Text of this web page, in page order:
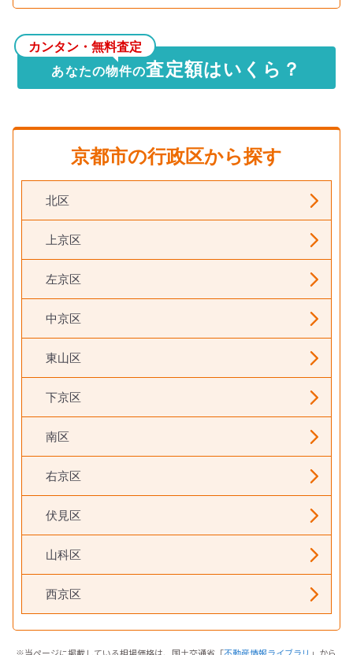
カンタン・無料査定
あなたの物件の査定額はいくら？
京都市の行政区から探す
北区
上京区
左京区
中京区
東山区
下京区
南区
右京区
伏見区
山科区
西京区